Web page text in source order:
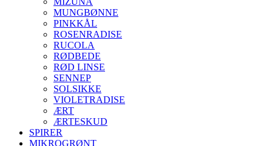
MUNGBØNNE
PINKKÅL
ROSENRADISE
RUCOLA
RØDBEDE
RØD LINSE
SENNEP
SOLSIKKE
VIOLETRADISE
ÆRT
ÆRTESKUD
SPIRER
MIKROGRØNT